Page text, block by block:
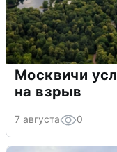
Москвичи
на взрыв
7 августа 0